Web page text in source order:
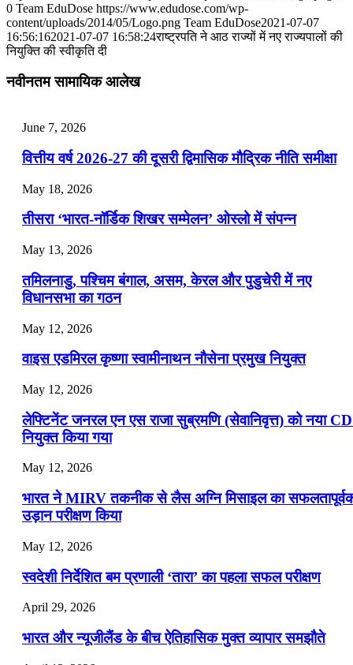
📝 डेली करेंट अफेयर्स: 28-31 जुलाई 2026
July 28, 2026
📝 डेली करेंट अफेयर्स: 25-27 जुलाई 2026
0 Team EduDose https://www.edudose.com/wp-
content/uploads/2014/05/Logo.png Team EduDose2021-07-07
16:56:162021-07-07 16:58:24राष्ट्रपति ने आठ राज्‍यों में नए राज्यपालों की
नियुक्‍ति की स्‍वीकृति दी
नवीनतम सामायिक आलेख
June 7, 2026
वित्तीय वर्ष 2026-27 की दूसरी द्विमासिक मौद्रिक नीति समीक्षा
May 18, 2026
तीसरा ‘भारत-नॉर्डिक शिखर सम्मेलन’ ओस्लो में संपन्न
May 13, 2026
तमिलनाडु, पश्चिम बंगाल, असम, केरल और पुडुचेरी में नए
विधानसभा का गठन
May 12, 2026
वाइस एडमिरल कृष्णा स्वामीनाथन नौसेना प्रमुख नियुक्त
May 12, 2026
लेफ्टिनेंट जनरल एन एस राजा सुब्रमणि (सेवानिवृत्त) को नया
नियुक्त किया गया
May 12, 2026
भारत ने MIRV तकनीक से लैस अग्नि मिसाइल का
उड़ान परीक्षण किया
May 12, 2026
स्वदेशी निर्देशित बम प्रणाली ‘तारा’ का पहला सफल परीक्षण
April 29, 2026
भारत और न्यूजीलैंड के बीच ऐतिहासिक मुक्त व्यापार समझौते